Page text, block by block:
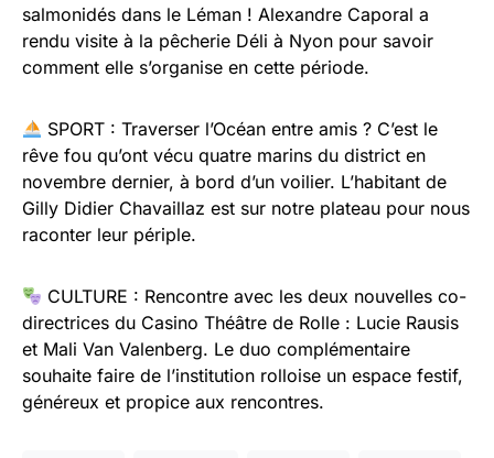
salmonidés dans le Léman ! Alexandre Caporal a
rendu visite à la pêcherie Déli à Nyon pour savoir
comment elle s’organise en cette période.
SPORT : Traverser l’Océan entre amis ? C’est le
rêve fou qu’ont vécu quatre marins du district en
novembre dernier, à bord d’un voilier. L’habitant de
Gilly Didier Chavaillaz est sur notre plateau pour nous
raconter leur périple.
CULTURE : Rencontre avec les deux nouvelles co-
directrices du Casino Théâtre de Rolle : Lucie Rausis
et Mali Van Valenberg. Le duo complémentaire
souhaite faire de l’institution rolloise un espace festif,
généreux et propice aux rencontres.